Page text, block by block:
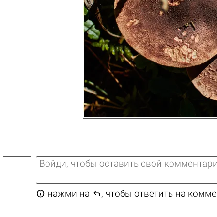
 нажми на , чтобы ответить на